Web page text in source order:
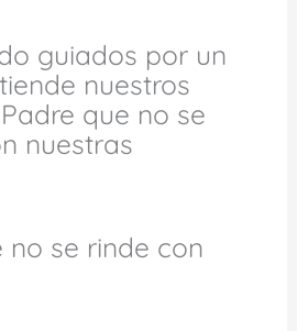
guiados por un
nuestros
que no se
nuestras
no se rinde con